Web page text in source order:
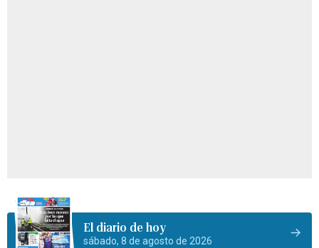
El diario de hoy
sábado, 8 de agosto de 2026